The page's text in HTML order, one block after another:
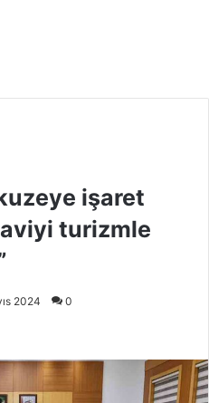
işaret
turizmle
2024 0